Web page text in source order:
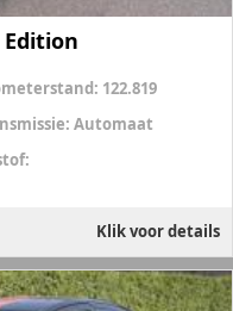
Edition
122.819
Automaat
Klik voor details